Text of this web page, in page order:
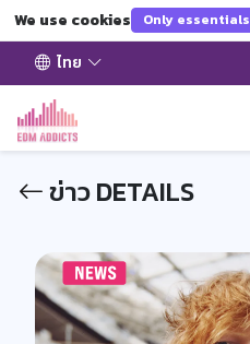
We use cookies Only essentials
ไทย
ข่าว DETAILS